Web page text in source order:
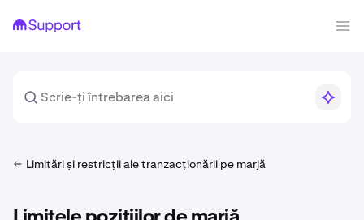
Limitări și restricții ale tranzacționării pe marjă